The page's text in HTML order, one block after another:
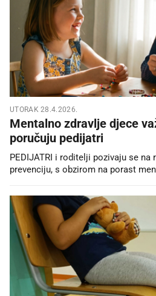
UTORAK 28.4.2026.
Mentalno zdravlje djece
poručuju pedijatri
PEDIJATRI i roditelji pozivaju se na
prevenciju, s obzirom na porast